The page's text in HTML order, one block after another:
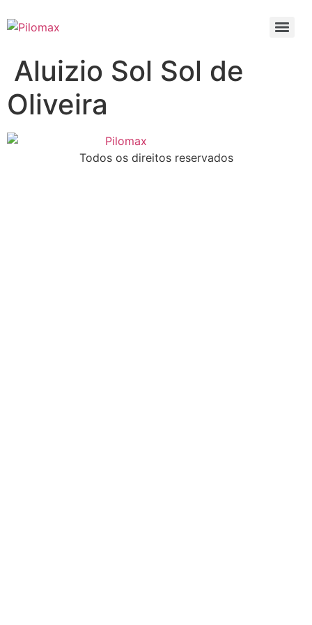
para
conteúdo
Aluizio Sol Sol de
Oliveira
Todos os direitos reservados